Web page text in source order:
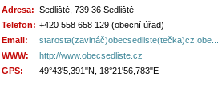
Adresa: Sedliště, 739 36 Sedliště
Telefon: +420 558 658 129 (obecní úřad)
Email:
starosta(zavináč)obecsedliste(tečka)cz;obe...
WWW:
http://www.obecsedliste.cz
GPS:
49°43'5,391"N, 18°21'56,783"E